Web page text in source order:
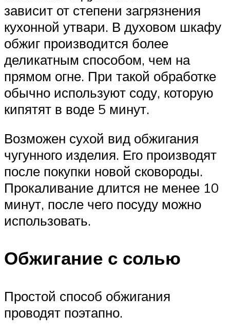
зависит от степени загрязнения
кухонной утвари. В духовом шкафу
обжиг производится более
деликатным способом, чем на
прямом огне. При такой обработке
обычно используют соду, которую
кипятят в воде 5 минут.
Возможен сухой вид обжигания
чугунного изделия. Его производят
после покупки новой сковороды.
Прокаливание длится не менее 10
минут, после чего посуду можно
использовать.
Обжигание с солью
Простой способ обжигания
проводят поэтапно.